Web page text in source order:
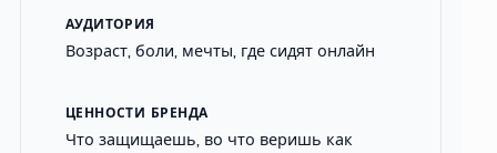
АУДИТОРИЯ
Возраст, боли, мечты, где сидят онлайн
ЦЕННОСТИ БРЕНДА
Что защищаешь, во что веришь как